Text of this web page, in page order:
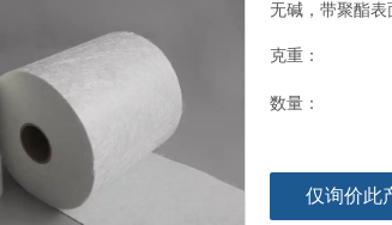
无碱，带聚酯表
克重：
数量：
仅询价此